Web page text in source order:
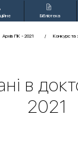
Бібліотека
Архів ПК - 2021 Конкурс та
в
2021